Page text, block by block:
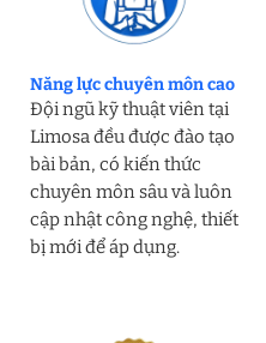
Năng lực chuyên môn cao
Đội ngũ kỹ thuật viên tại
Limosa đều được đào tạo
bài bản, có kiến thức
chuyên môn sâu và luôn
cập nhật công nghệ, thiết
bị mới để áp dụng.